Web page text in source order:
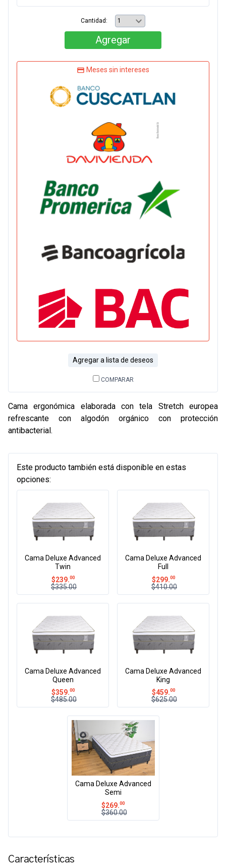
Cantidad:
Agregar
Meses sin intereses
Agregar a lista de deseos
COMPARAR
Cama ergonómica elaborada con tela Stretch europea
refrescante con algodón orgánico con protección
antibacterial .
Este producto también está disponible en estas
opciones:
Cama Deluxe Advanced
Twin
$239.00
$335.00
Cama Deluxe Advanced
Full
$299.00
$410.00
Cama Deluxe Advanced
Queen
$359.00
$485.00
Cama Deluxe Advanced
King
$459.00
$625.00
Cama Deluxe Advanced
Semi
$269.00
$360.00
Características